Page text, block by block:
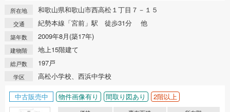
所在地 和歌山県和歌山市西高松１丁目７－１５
交通 紀勢本線「宮前」駅 徒歩31分 他
築年数 2009年8月(築17年)
建物階 地上15階建て
総戸数 197戸
学区 高松小学校、西浜中学校
中古販売中 物件画像有り 間取り図あり 2階以上